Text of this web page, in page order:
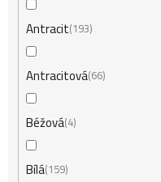
Antracit 193
Antracitová 66
Béžová 4
Bílá 159